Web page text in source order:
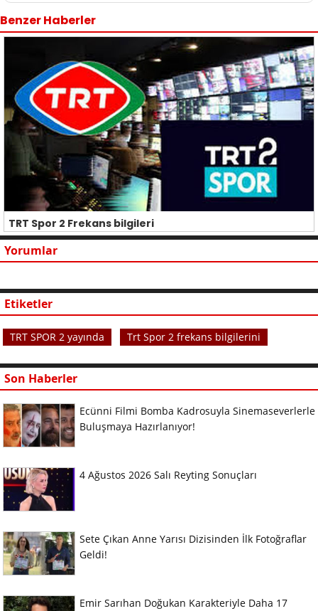
Benzer Haberler
TRT Spor 2 Frekans bilgileri
Yorumlar
Etiketler
TRT SPOR 2 yayında Trt Spor 2 frekans bilgilerini
Son Haberler
Ecünni Filmi Bomba Kadrosuyla Sinemaseverlerle
Buluşmaya Hazırlanıyor!
4 Ağustos 2026 Salı Reyting Sonuçları
Sete Çıkan Anne Yarısı Dizisinden İlk Fotoğraflar
Geldi!
Emir Sarıhan Doğukan Karakteriyle Daha 17